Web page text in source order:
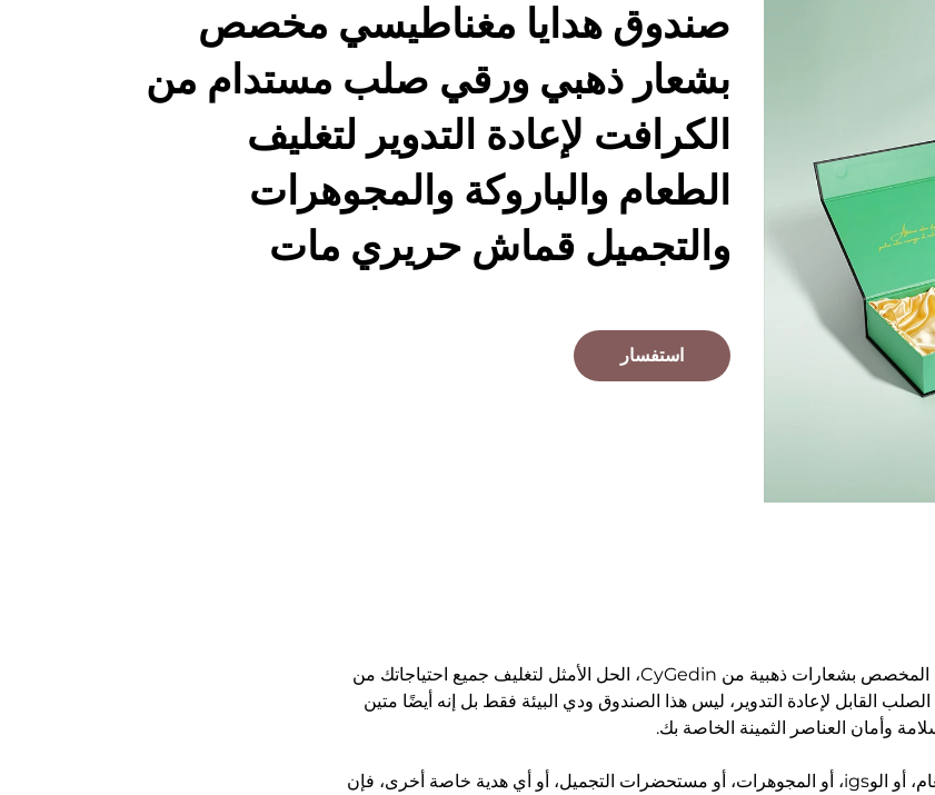
صندوق هدايا مغناطيسي مخصص
بشعار ذهبي ورقي صلب مستدام من
الكرافت لإعادة التدوير لتغليف
الطعام والباروكة والمجوهرات
والتجميل قماش حريري مات
استفسار
تُقدّم صندوق الهدايا المغناطيسي المخصص بشعارات ذهبية من CyGedin، الحل الأمثل لتغليف جميع احتياجاتك من
القابل لإعادة التدوير، ليس هذا الصندوق ودي البيئة فقط بل إنه أيضًا متين
وأمان العناصر الثمينة الخاصة بك.
سواء كنت تبحث عن تغليف الطعام، أو الوigs، أو المجوهرات، أو مستحضرات التجميل، أو أي هدية خاصة أخرى، فإن